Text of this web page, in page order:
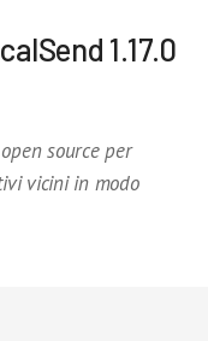
1.17.0
source per
vicini in modo